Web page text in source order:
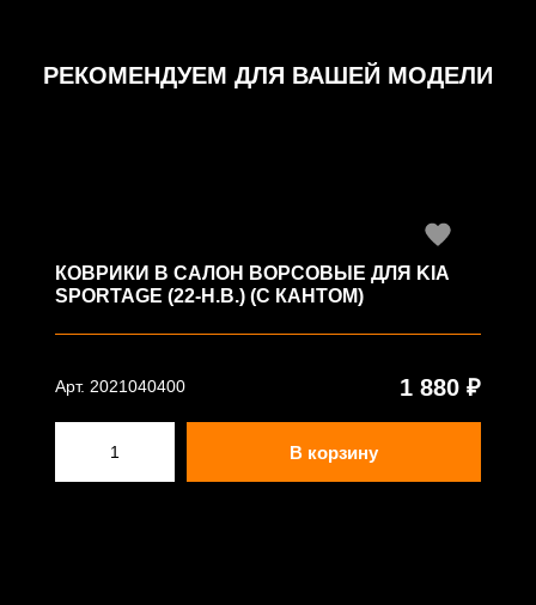
РЕКОМЕНДУЕМ ДЛЯ ВАШЕЙ МОДЕЛИ
КОВРИКИ В САЛОН ВОРСОВЫЕ ДЛЯ KIA
SPORTAGE (22-Н.В.) (С КАНТОМ)
Арт. 2021040400 1 880 ₽
В корзину